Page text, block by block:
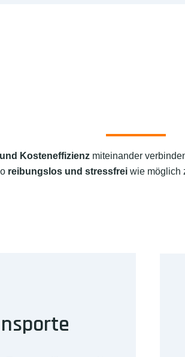
Kosteneffizienzmiteinander
reibungslos und stressfreiwie möglich